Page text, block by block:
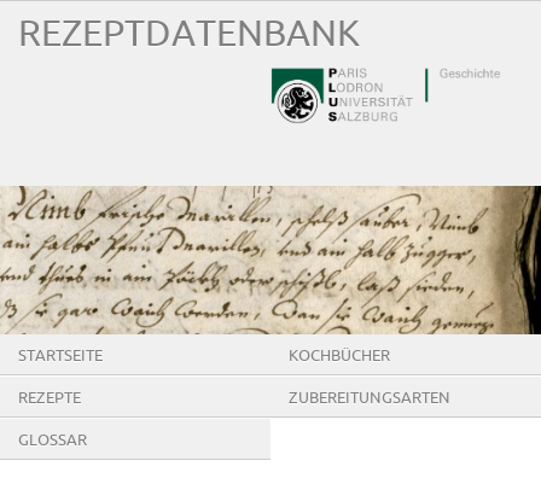
REZEPTDATENBANK
STARTSEITE KOCHBÜCHER
REZEPTE ZUBEREITUNGSARTEN
GLOSSAR